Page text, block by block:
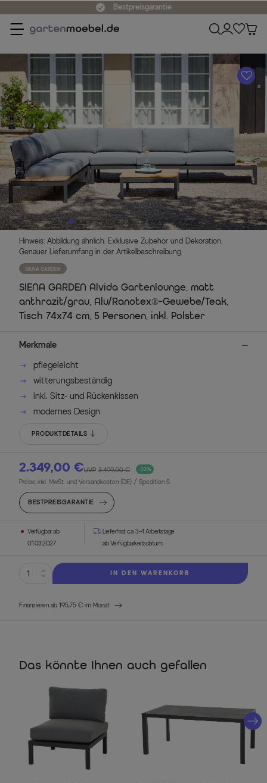
Bestpreisgarantie
A
Hinweis: Abbildung ähnlich. Exklusive Zubehör und Dekoration.
Genauer Lieferumfang in der Artikelbeschreibung.
SIENA GARDEN
SIENA GARDEN Alvida Gartenlounge, matt
anthrazit/grau, Alu/Ranotex®-Gewebe/Teak,
Tisch 74x74 cm, 5 Personen, inkl. Polster
Merkmale
pflegeleicht
witterungsbeständig
inkl. Sitz- und Rückenkissen
modernes Design
PRODUKTDETAILS
2.349,00 € -33%
UVP 3.499,00 €
Preise inkl. MwSt. und Versandkosten (DE) / Spedition S
BESTPREISGARANTIE
Verfügbar ab
01.03.2027
Lieferfrist ca. 3-4 Arbeitstage
ab Verfügbarkeitsdatum
IN DEN WARENKORB
Finanzieren ab 195,75 € im Monat
Das könnte Ihnen auch gefallen